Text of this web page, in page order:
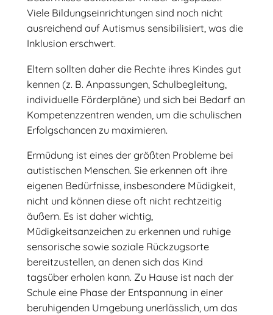
Viele Bildungseinrichtungen sind noch nicht
ausreichend auf Autismus sensibilisiert, was die
Inklusion erschwert.
Eltern sollten daher die Rechte ihres Kindes gut
kennen (z. B. Anpassungen, Schulbegleitung,
individuelle Förderpläne) und sich bei Bedarf an
Kompetenzzentren wenden, um die schulischen
Erfolgschancen zu maximieren.
Ermüdung ist eines der größten Probleme bei
autistischen Menschen. Sie erkennen oft ihre
eigenen Bedürfnisse, insbesondere Müdigkeit,
nicht und können diese oft nicht rechtzeitig
äußern. Es ist daher wichtig,
Müdigkeitsanzeichen zu erkennen und ruhige
sensorische sowie soziale Rückzugsorte
bereitzustellen, an denen sich das Kind
tagsüber erholen kann. Zu Hause ist nach der
Schule eine Phase der Entspannung in einer
beruhigenden Umgebung unerlässlich, um das